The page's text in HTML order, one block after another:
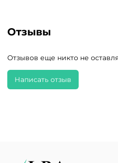
Отзывы
Отзывов еще никто не
Написать отзыв